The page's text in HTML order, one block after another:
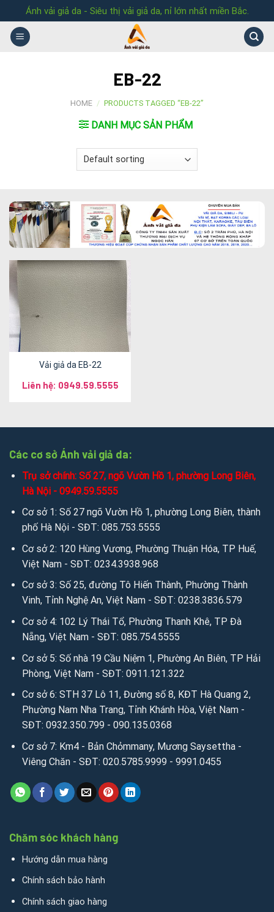
to
content
Ánh vải giả da - Siêu thị vải giả da, nỉ lớn nhất miền Bắc.
EB-22
HOME / PRODUCTS TAGGED “EB-22”
DANH MỤC SẢN PHẨM
Vải giả da EB-22
Liên hệ: 0949.59.5555
Các cơ sở Ánh vải giả da:
Trụ sở chính: Số 27, ngõ Vườn Hồ 1, phường Long Biên,
Hà Nội - 0949.59.5555
Cơ sở 1: Số 27 ngõ Vườn Hồ 1, phường Long Biên, thành
phố Hà Nội - SĐT: 085.753.5555
Cơ sở 2: 120 Hùng Vương, Phường Thuận Hóa, TP Huế,
Việt Nam - SĐT: 0234.3938.968
Cơ sở 3: Số 25, đường Tô Hiến Thành, Phường Thành
Vinh, Tỉnh Nghệ An, Việt Nam - SĐT: 0238.3836.579
Cơ sở 4: 102 Lý Thái Tổ, Phường Thanh Khê, TP Đà
Nẵng, Việt Nam - SĐT: 085.754.5555
Cơ sở 5: Số nhà 19 Cầu Niệm 1, Phường An Biên, TP Hải
Phòng, Việt Nam - SĐT: 0911.121.322
Cơ sở 6: STH 37 Lô 11, Đường số 8, KĐT Hà Quang 2,
Phường Nam Nha Trang, Tỉnh Khánh Hòa, Việt Nam -
SĐT: 0932.350.799 - 090.135.0368
Cơ sở 7: Km4 - Bản Chỏmmany, Mương Saysettha -
Viêng Chăn - SĐT: 020.5785.9999 - 9991.0455
Chăm sóc khách hàng
Hướng dẫn mua hàng
Chính sách bảo hành
Chính sách giao hàng